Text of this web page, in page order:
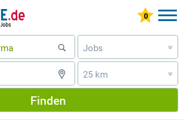
Jobs »
25 km »
Finden